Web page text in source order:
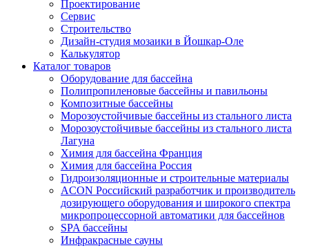
Проектирование
Сервис
Строительство
Дизайн-студия мозаики в Йошкар-Оле
Калькулятор
Каталог товаров
Оборудование для бассейна
Полипропиленовые бассейны и павильоны
Композитные бассейны
Морозоустойчивые бассейны из стального листа
Морозоустойчивые бассейны из стального листа
Лагуна
Химия для бассейна Франция
Химия для бассейна Россия
Гидроизоляционные и строительные материалы
ACON Российский разработчик и производитель
дозирующего оборудования и широкого спектра
микропроцессорной автоматики для бассейнов
SPA бассейны
Инфракрасные сауны